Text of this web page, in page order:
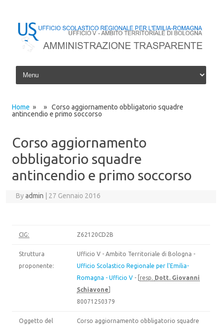
Skip to content
Home » » Corso aggiornamento obbligatorio squadre
antincendio e primo soccorso
Corso aggiornamento
obbligatorio squadre
antincendio e primo soccorso
Byadmin 27 Gennaio 2016
CIG: Z62120CD2B
Struttura
proponente:
Ufficio V - Ambito Territoriale di Bologna -
Ufficio Scolastico Regionale per l'Emilia-
Romagna - Ufficio V - [ resp. Dott. Giovanni
Schiavone
80071250379
Oggetto del
Corso aggiornamento obbligatorio squadre